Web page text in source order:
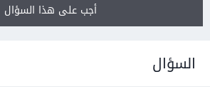
أجب على هذا السؤال
السؤال